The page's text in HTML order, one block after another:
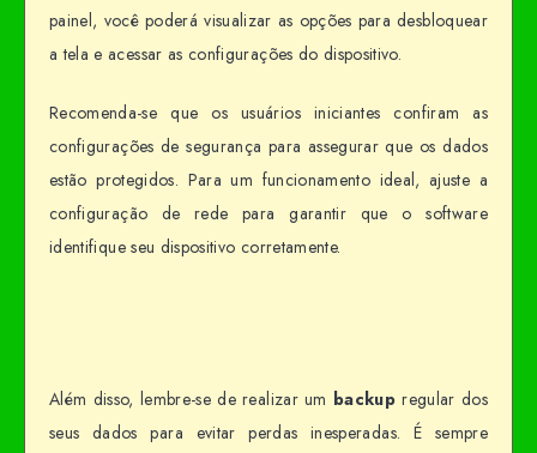
painel, você poderá visualizar as opções para desbloquear
a tela e acessar as configurações do dispositivo.
Recomenda-se que os usuários iniciantes confiram as
configurações de segurança para assegurar que os dados
estão protegidos. Para um funcionamento ideal, ajuste a
configuração de rede para garantir que o software
identifique seu dispositivo corretamente.
Além disso, lembre-se de realizar um backup regular dos
seus dados para evitar perdas inesperadas. É sempre